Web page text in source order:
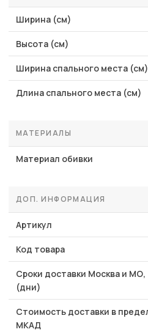
Ширина (см)
Высота (см)
Ширина спального места (см)
Длина спального места (см)
МАТЕРИАЛЫ
Материал обивки
ДОП. ИНФОРМАЦИЯ
Артикул
Код товара
Сроки доставки Москва и МО,
(дни)
Стоимость доставки в
МКАД